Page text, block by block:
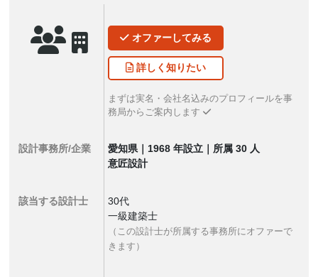
オファーしてみる
詳しく知りたい
まずは実名・会社名込みのプロフィールを事
務局からご案内します
設計事務所/企業
愛知県｜1968 年設立｜所属 30 人
意匠設計
該当する設計士
30代
一級建築士
（この設計士が所属する事務所にオファーで
きます）